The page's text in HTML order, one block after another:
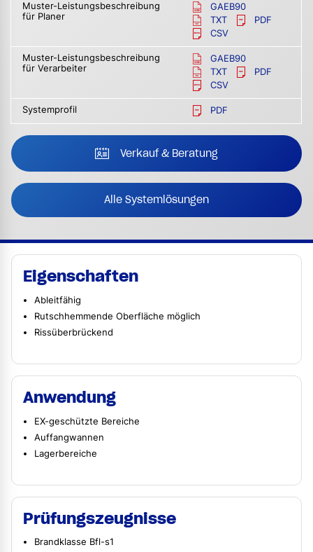
Muster-Leistungsbeschreibung
für Planer
GAEB90
TXT
PDF
CSV
Muster-Leistungsbeschreibung
für Verarbeiter
GAEB90
TXT
PDF
CSV
Systemprofil PDF
Verkauf & Beratung
Alle Systemlösungen
Eigenschaften
Ableitfähig
Rutschhemmende Oberfläche möglich
Rissüberbrückend
Anwendung
EX-geschützte Bereiche
Auffangwannen
Lagerbereiche
Prüfungszeugnisse
Brandklasse Bfl-s1